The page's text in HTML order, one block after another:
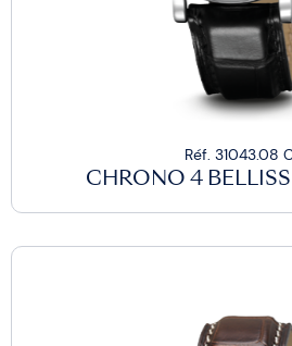
Réf. 31043.08
CHRONO 4